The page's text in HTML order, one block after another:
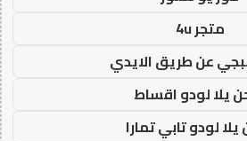
متجر 4u
عن طريق الايدي
يلا لودو اقساط
لودو تابي تمارا